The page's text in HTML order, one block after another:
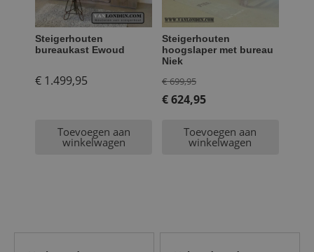
Steigerhouten
bureaukast Ewoud
€ 1.499,95
Toevoegen aan
winkelwagen
Steigerhouten
hoogslaper met bureau
Niek
€699,95Oorspronkelijke
prijs
€ 699,95.
€624,95
Toevoegen aan
winkelwagen